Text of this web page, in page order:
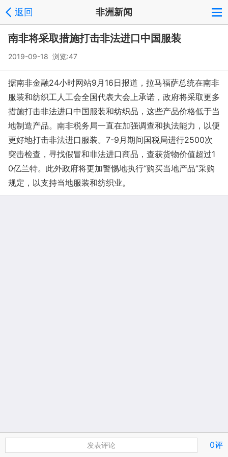
返回 非洲新闻
南非将采取措施打击非法进口中国服装
2019-09-18 浏览:47
据南非金融24小时网站9月16日报道，拉马福萨总统在南非
服装和纺织工人工会全国代表大会上承诺，政府将采取更多
措施打击非法进口中国服装和纺织品，这些产品价格低于当
地制造产品。南非税务局一直在加强调查和执法能力，以便
更好地打击非法进口服装。7-9月期间国税局进行2500次
突击检查，寻找假冒和非法进口商品，查获货物价值超过1
0亿兰特。此外政府将更加警惕地执行“购买当地产品”采购
规定，以支持当地服装和纺织业。
发表评论 0评